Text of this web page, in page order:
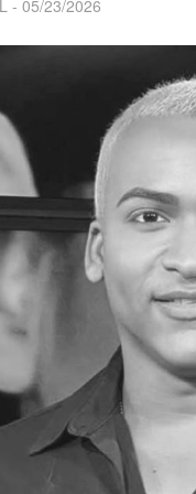
05/23/2026